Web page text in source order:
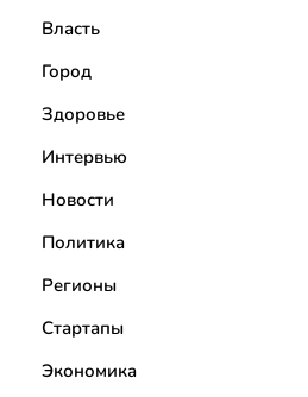
Власть
Город
Здоровье
Интервью
Новости
Политика
Регионы
Стартапы
Экономика